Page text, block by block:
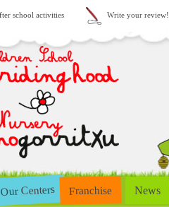
school activities Write your review!
Our Centers Franchise News